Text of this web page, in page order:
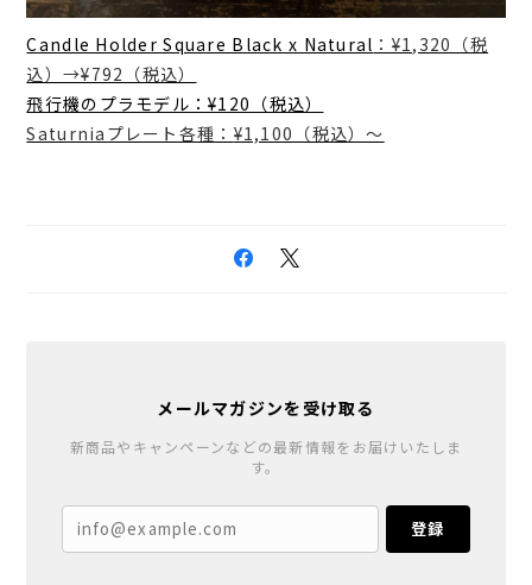
Candle Holder Square Black x Natural ：¥1,320（税
込）→¥792（税込）
飛行機のプラモデル：¥120（税込）
Saturniaプレート各種： ¥1,100（税込）〜
メールマガジンを受け取る
新商品やキャンペーンなどの最新情報をお届けいたしま
す。
登録